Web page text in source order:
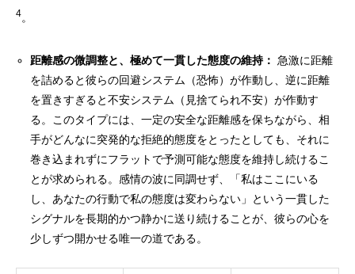
4。
距離感の微調整と、極めて一貫した態度の維持： 急激に距離
を詰めると彼らの回避システム（恐怖）が作動し、逆に距離
を置きすぎると不安システム（見捨てられ不安）が作動す
る。このタイプには、一定の安全な距離感を保ちながら、相
手がどんなに突発的な拒絶的態度をとったとしても、それに
巻き込まれずにフラットで予測可能な態度を維持し続けるこ
とが求められる。感情の波に同調せず、「私はここにいる
し、あなたの行動で私の態度は変わらない」という一貫した
シグナルを長期的かつ静かに送り続けることが、彼らの心を
少しずつ開かせる唯一の道である。